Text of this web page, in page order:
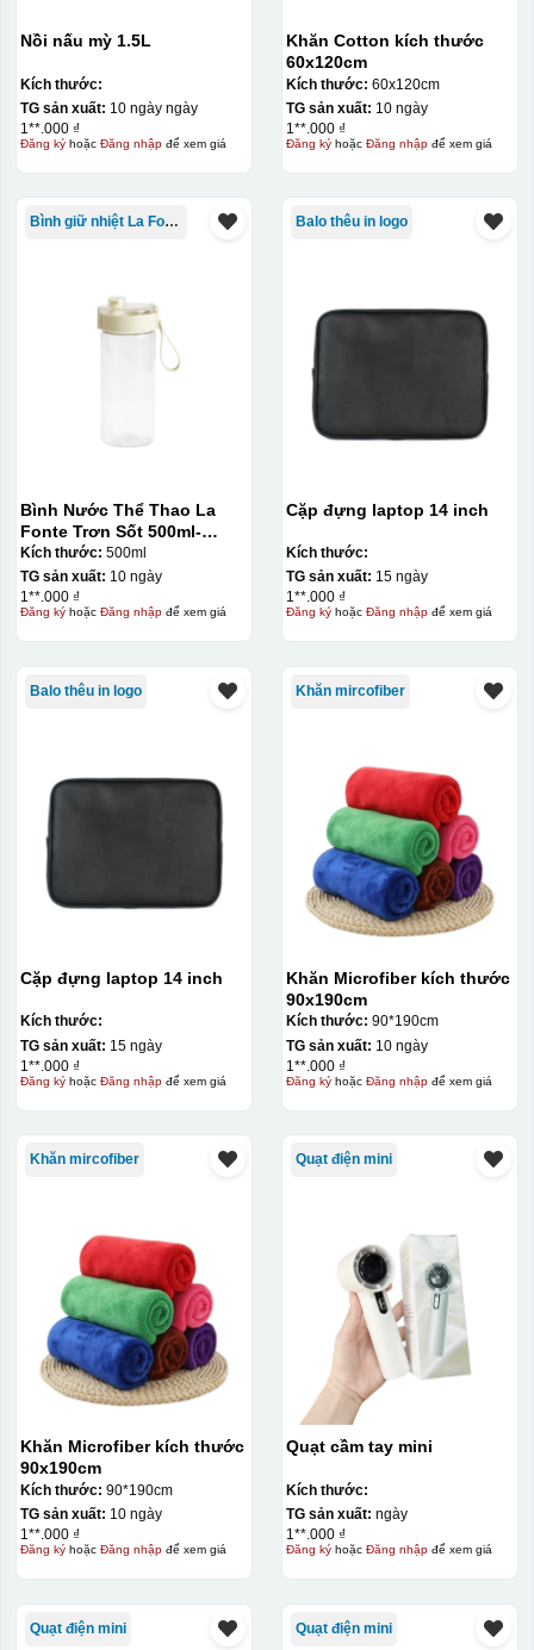
thuật in ấn sử dụng một tấm lưới được phủ hóa chất cảm
quang, trong đó hình ảnh cần in được phơi sáng tạo
thành khuôn. Mực in được đẩy qua các lỗ nhỏ trên lưới
bằng một thanh gạt (squeegee) để in lên bề mặt sản
phẩm như ly, cốc, bút, móc khóa hay các vật phẩm quà
tặng khác. Kỹ thuật này cho phép in được nhiều màu sắc
khác nhau, độ bền cao, có thể in trên nhiều chất liệu và
phù hợp cho sản xuất số lượng lớn, tuy nhiên đòi hỏi
quy trình chuẩn bị kỹ lưỡng và chi phí setup ban đầu
tương đối cao.
Hộp xi ấm chén
Nồi nấu mỳ 1.5L
Kích thước:
TG sản xuất: 10 ngày ngày
1**.000 ₫
Đăng kýhoặc Đăng nhậpđể xem giá
Khăn Cotton kích thước
60x120cm
Kích thước: 60x120cm
TG sản xuất: 10 ngày
1**.000 ₫
Đăng kýhoặc Đăng nhậpđể xem giá
Bình giữ nhiệt La Fonte
Bình Nước Thể Thao La
Fonte Trơn Sốt 500ml-
010009
Kích thước: 500ml
TG sản xuất: 10 ngày
1**.000 ₫
Đăng kýhoặc Đăng nhậpđể xem giá
Balo thêu in logo
Cặp đựng laptop 14 inch
Kích thước:
TG sản xuất: 15 ngày
1**.000 ₫
Đăng kýhoặc Đăng nhậpđể xem giá
Balo thêu in logo
Cặp đựng laptop 14 inch
Kích thước:
TG sản xuất: 15 ngày
1**.000 ₫
Đăng kýhoặc Đăng nhậpđể xem giá
Khăn mircofiber
Khăn Microfiber kích thước
90x190cm
Kích thước: 90*190cm
TG sản xuất: 10 ngày
1**.000 ₫
Đăng kýhoặc Đăng nhậpđể xem giá
Khăn mircofiber
Khăn Microfiber kích thước
90x190cm
Kích thước: 90*190cm
TG sản xuất: 10 ngày
1**.000 ₫
Đăng kýhoặc Đăng nhậpđể xem giá
Quạt điện mini
Quạt cầm tay mini
Kích thước:
TG sản xuất: ngày
1**.000 ₫
Đăng kýhoặc Đăng nhậpđể xem giá
Quạt điện mini Quạt điện mini